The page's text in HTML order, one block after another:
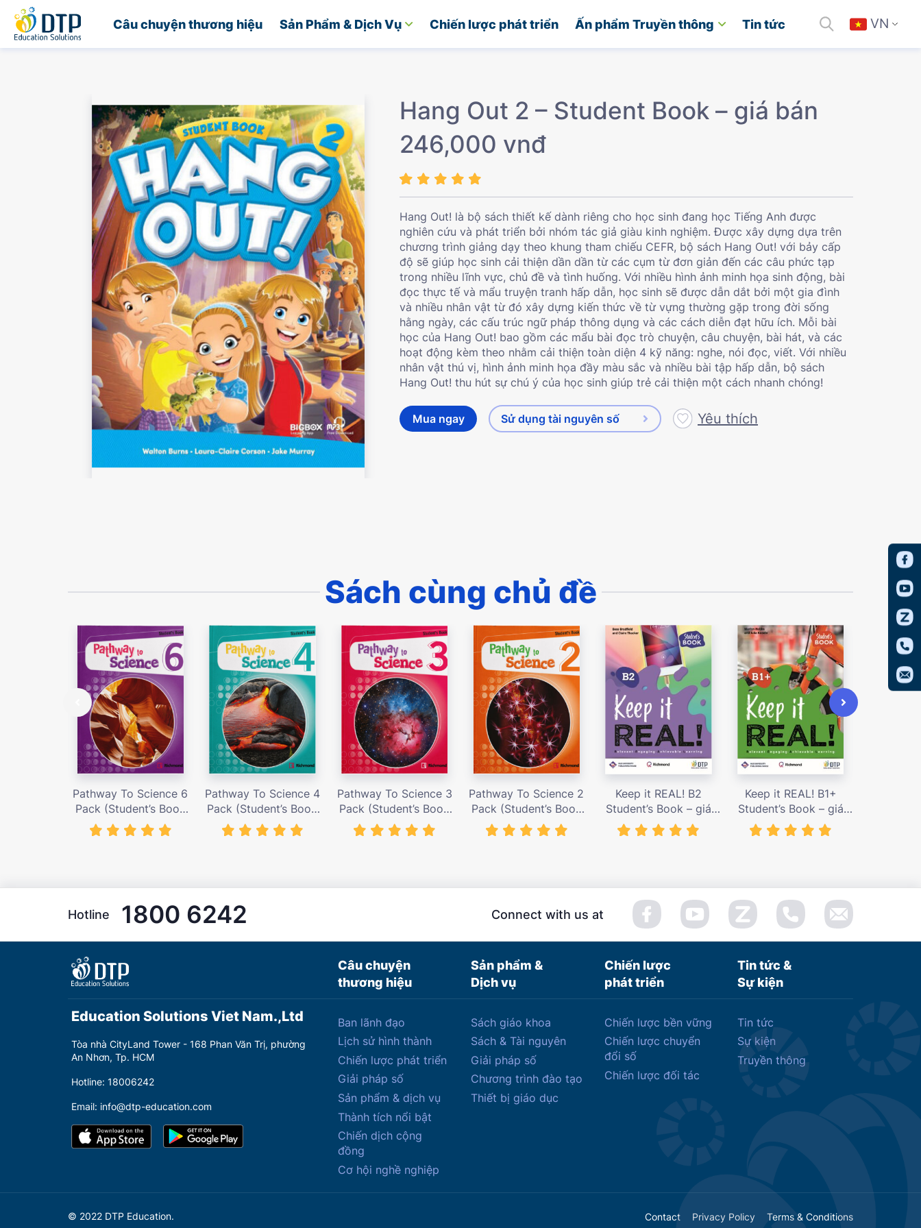
Câu chuyện thương hiệu Sản Phẩm & Dịch Vụ Chiến lược phát triển Ấn phẩm Truyền thông Tin tức VN
Trang chủ
Hang Out 2 – Student Book – giá bán
246,000 vnđ
Hang Out! là bộ sách thiết kế dành riêng cho học sinh đang học Tiếng Anh được
nghiên cứu và phát triển bởi nhóm tác giả giàu kinh nghiệm. Được xây dựng dựa trên
chương trình giảng dạy theo khung tham chiếu CEFR, bộ sách Hang Out! với bảy cấp
độ sẽ giúp học sinh cải thiện dần dần từ các cụm từ đơn giản đến các câu phức tạp
trong nhiều lĩnh vực, chủ đề và tình huống. Với nhiều hình ảnh minh họa sinh động, bài
đọc thực tế và mẩu truyện tranh hấp dẫn, học sinh sẽ được dẫn dắt bởi một gia đình
và nhiều nhân vật từ đó xây dựng kiến thức về từ vựng thường gặp trong đời sống
hằng ngày, các cấu trúc ngữ pháp thông dụng và các cách diễn đạt hữu ích. Mỗi bài
học của Hang Out! bao gồm các mẩu bài đọc trò chuyện, câu chuyện, bài hát, và các
hoạt động kèm theo nhằm cải thiện toàn diện 4 kỹ năng: nghe, nói đọc, viết. Với nhiều
nhân vật thú vị, hình ảnh minh họa đầy màu sắc và nhiều bài tập hấp dẫn, bộ sách
Hang Out! thu hút sự chú ý của học sinh giúp trẻ cải thiện một cách nhanh chóng!
Mua ngay Sử dụng tài nguyên số Yêu thích
Sách cùng chủ đề
Pathway To Science 6
Pack (Student’s Book
with Activity Cards) –
Giá bán 419,000 vnđ
Pathway To Science 4
Pack (Student’s Book
with Activity Cards) –
Giá bán 419,000 vnđ
Pathway To Science 3
Pack (Student’s Book
with Activity Cards) –
Giá bán 419,000 vnđ
Pathway To Science 2
Pack (Student’s Book
with Activity Cards) –
Giá bán 419,000 vnđ
Keep it REAL! B2
Student’s Book – giá
bán 239,000 vnđ
Keep it REAL! B1+
Student’s Book – giá
bán 239,000 vnđ
Hotline 1800 6242 Connect with us at
Câu chuyện
thương hiệu
Sản phẩm &
Dịch vụ
Chiến lược
phát triển
Tin tức &
Sự kiện
Education Solutions Viet Nam.,Ltd
Tòa nhà CityLand Tower - 168 Phan Văn Trị, phường
An Nhơn, Tp. HCM
Hotline: 18006242
Email: info@dtp-education.com
Ban lãnh đạo
Lịch sử hình thành
Chiến lược phát triển
Giải pháp số
Sản phẩm & dịch vụ
Thành tích nổi bật
Chiến dịch cộng
đồng
Cơ hội nghề nghiệp
Sách giáo khoa
Sách & Tài nguyên
Giải pháp số
Chương trình đào tạo
Thiết bị giáo dục
Chiến lược bền vững
Chiến lược chuyển
đổi số
Chiến lược đối tác
Tin tức
Sự kiện
Truyền thông
© 2022 DTP Education. Contact Privacy Policy Terms & Conditions